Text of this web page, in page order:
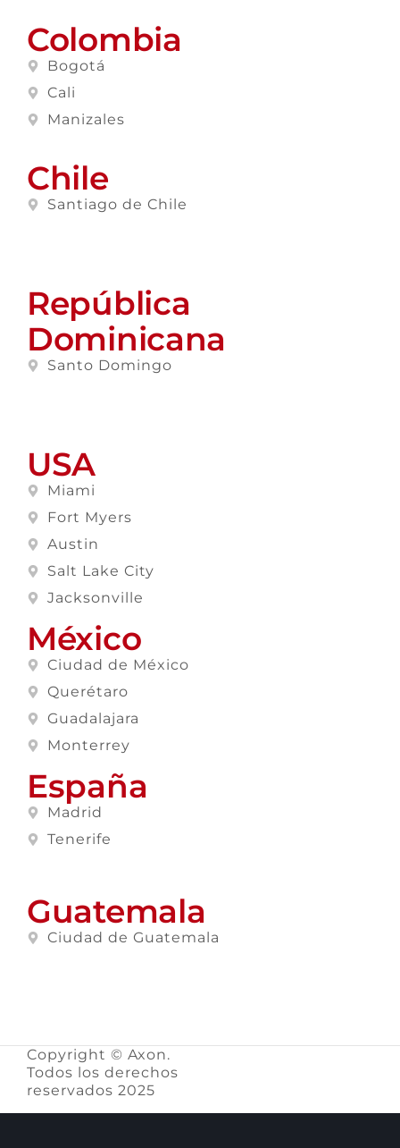
Colombia
Bogotá
Cali
Manizales
Chile
Santiago de Chile
República
Dominicana
Santo Domingo
USA
Miami
Fort Myers
Austin
Salt Lake City
Jacksonville
México
Ciudad de México
Querétaro
Guadalajara
Monterrey
España
Madrid
Tenerife
Guatemala
Ciudad de Guatemala
Copyright © Axon.
Todos los derechos
reservados 2025